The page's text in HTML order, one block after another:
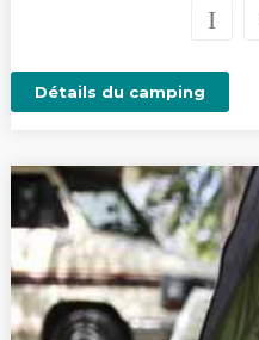
Détails du camping